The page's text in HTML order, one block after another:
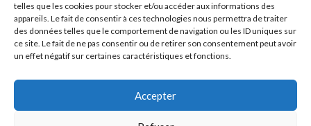
telles que les cookies pour stocker et/ou accéder aux informations des
appareils. Le fait de consentir à ces technologies nous permettra de traiter
des données telles que le comportement de navigation ou les ID uniques sur
ce site. Le fait de ne pas consentir ou de retirer son consentement peut avoir
un effet négatif sur certaines caractéristiques et fonctions.
Accepter
© 2026 A.N.A.A.G.A.
Mentions légales
Conditions générales de ventes